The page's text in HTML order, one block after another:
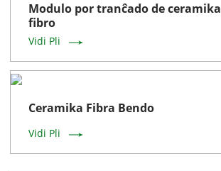
Modulo por tranĉado de ceramika
fibro
Vidi Pli
Ceramika Fibra Bendo
Vidi Pli